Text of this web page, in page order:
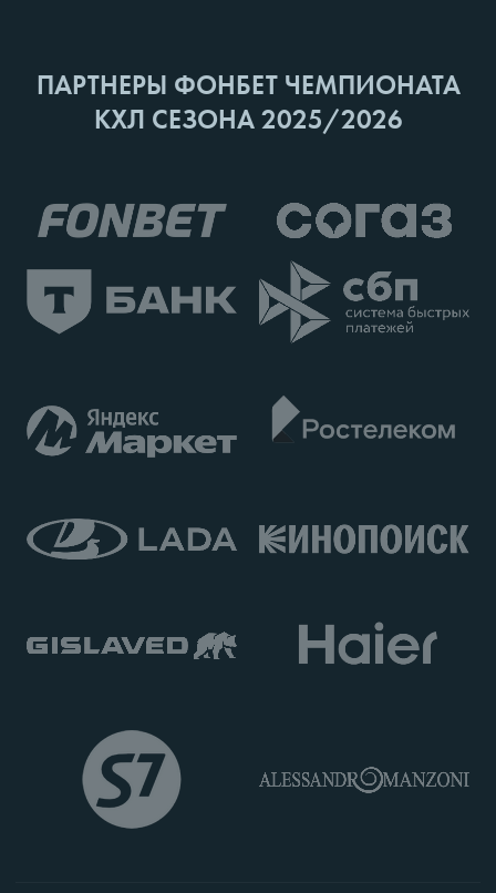
ПАРТНЕРЫ ФОНБЕТ ЧЕМПИОНАТА
КХЛ СЕЗОНА 2025/2026